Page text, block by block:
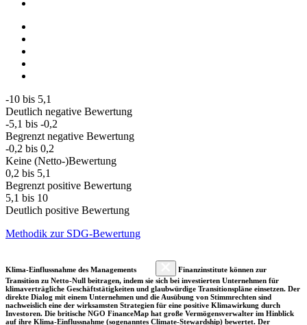
-10 bis 5,1
Deutlich negative Bewertung
-5,1 bis -0,2
Begrenzt negative Bewertung
-0,2 bis 0,2
Keine (Netto-)Bewertung
0,2 bis 5,1
Begrenzt positive Bewertung
5,1 bis 10
Deutlich positive Bewertung
Methodik zur SDG-Bewertung
Klima-Einflussnahme des Managements
Finanzinstitute können zur
Transition zu Netto-Null beitragen, indem sie sich bei investierten Unternehmen für
klimaverträgliche Geschäftstätigkeiten und glaubwürdige Transitionspläne einsetzen. Der
direkte Dialog mit einem Unternehmen und die Ausübung von Stimmrechten sind
nachweislich eine der wirksamsten Strategien für eine positive Klimawirkung durch
Investoren. Die britische NGO FinanceMap hat große Vermögensverwalter im Hinblick
auf ihre Klima-Einflussnahme (sogenanntes Climate-Stewardship) bewertet. Der